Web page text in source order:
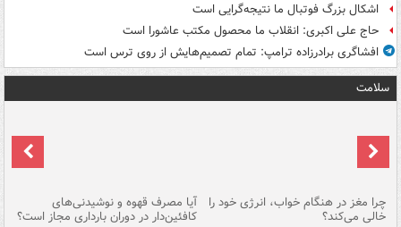
اشکال بزرگ فوتبال ما نتیجه‌گرایی است
حاج علی اکبری: انقلاب ما محصول مکتب عاشورا است
افشاگری برادرزاده ترامپ: تمام تصمیم‌هایش از روی ترس است
سلامت
چرا مغز در هنگام خواب، انرژی خود را
خالی می‌کند؟
آیا مصرف قهوه و نوشیدنی‌های
کافئین‌دار در دوران بارداری مجاز است؟